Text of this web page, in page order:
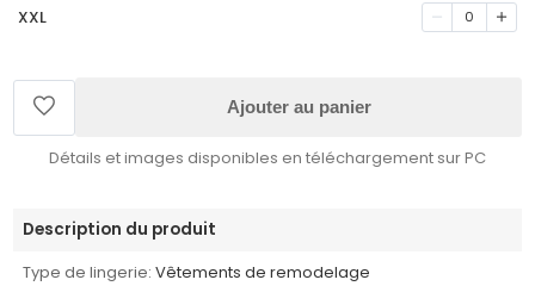
XXL 0
Ajouter au panier
Détails et images disponibles en téléchargement sur PC
Description du produit
Type de lingerie: Vêtements de remodelage